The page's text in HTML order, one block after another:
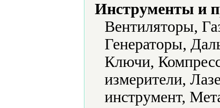
Инструменты и
Вентиляторы,
Генераторы,
Ключи,
измерители,
инструмент,